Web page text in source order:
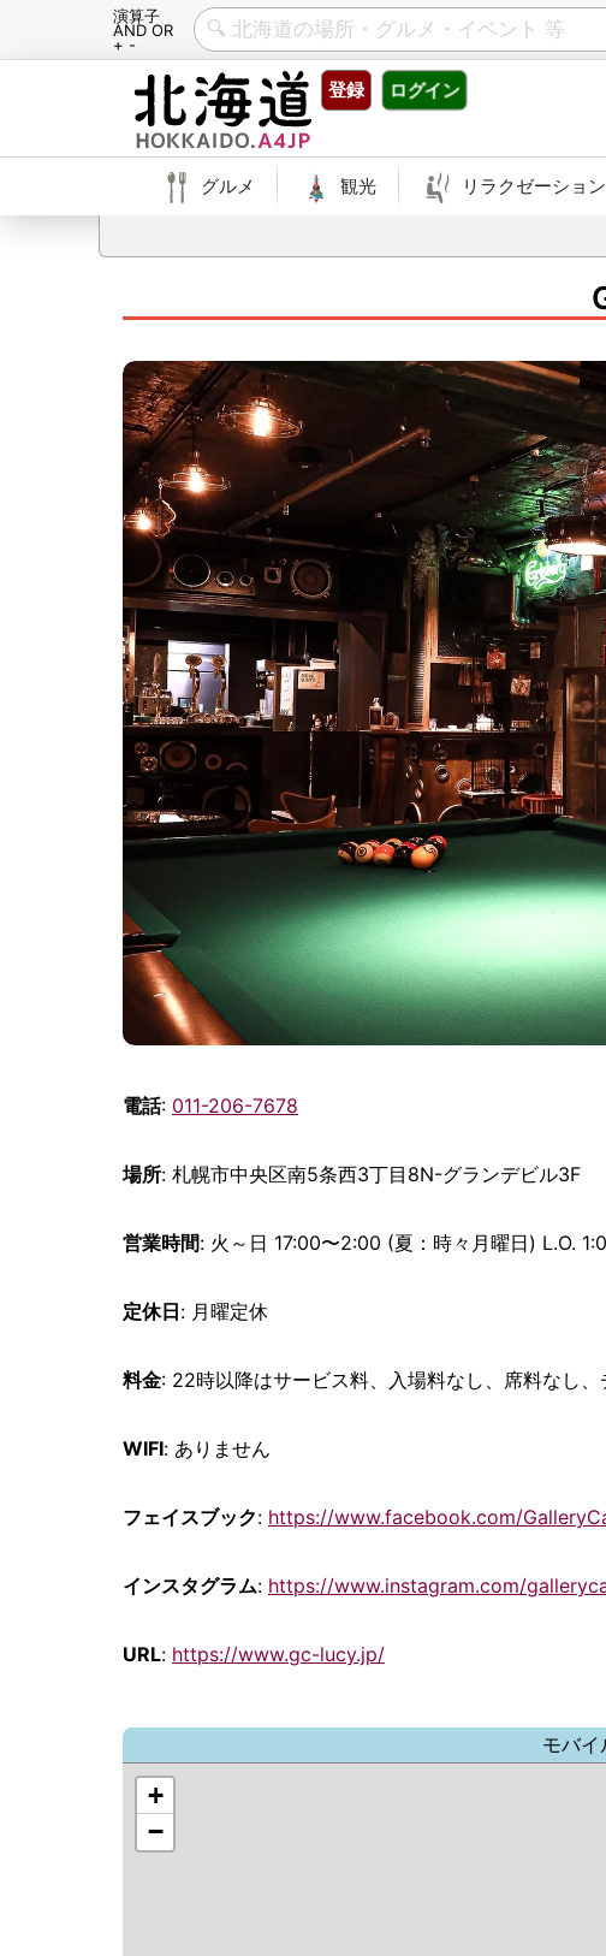
演算子
AND OR
+ -
登録 ログイン
グルメ 観光 リラクゼーション
電話: 011-206-7678
場所: 札幌市中央区南5条西3丁目8N-グランデビル3F
営業時間: 火～日 17:00〜2:00 (夏：時々月曜日) L.O.
定休日: 月曜定休
料金: 22時以降はサービス料、入場料なし、席料なし
WIFI: ありません
フェイスブック: https://www.facebook.com/
インスタグラム: https://www.instagram.com/
URL: https://www.gc-lucy.jp/
モバ
+
−